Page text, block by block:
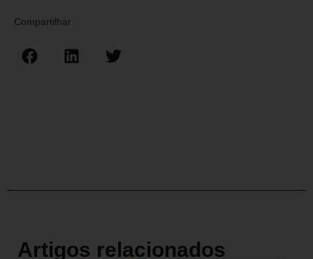
Compartilhar:
Artigos relacionados